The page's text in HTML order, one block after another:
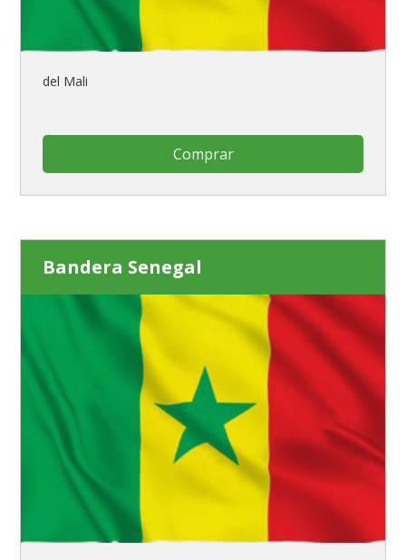
del Mali
Comprar
Bandera Senegal